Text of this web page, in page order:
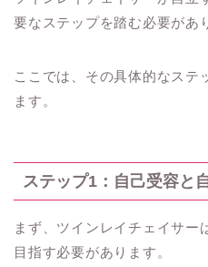
要なステップを踏む必要があ
ここでは、その具体的なステ
ます。
ステップ1：自己受容と
まず、ツインレイチェイサー
目指す必要があります。